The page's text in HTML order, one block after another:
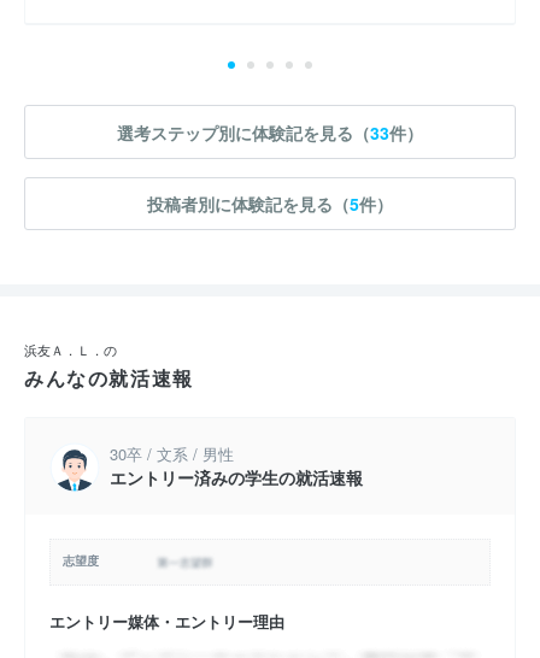
選考ステップ別に体験記を見る（33件）
投稿者別に体験記を見る（5件）
浜友Ａ．Ｌ．の
みんなの就活速報
30卒 / 文系 / 男性
エントリー済みの学生の就活速報
志望度
エントリー媒体・エントリー理由